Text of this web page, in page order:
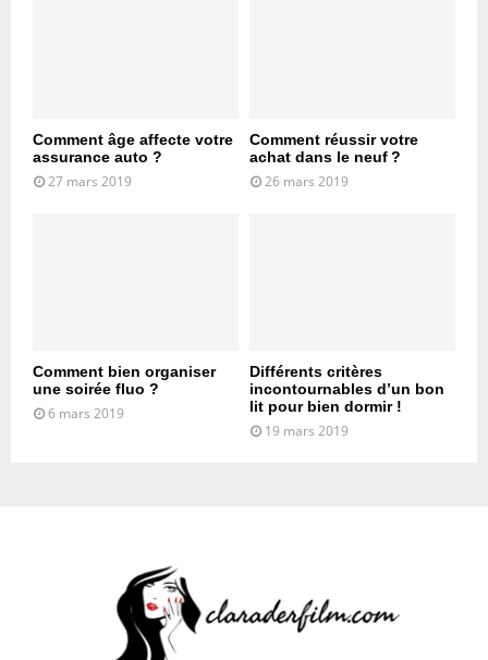
Comment âge affecte votre
assurance auto ?
27 mars 2019
Comment réussir votre
achat dans le neuf ?
26 mars 2019
Comment bien organiser
une soirée fluo ?
6 mars 2019
Différents critères
incontournables d’un bon
lit pour bien dormir !
19 mars 2019